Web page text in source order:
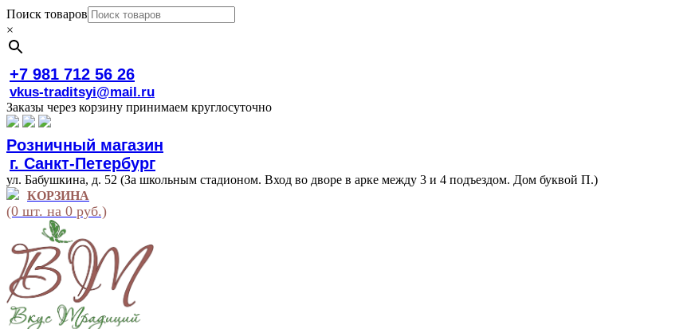
Поиск товаров
×
+7 981 712 56 26
vkus-traditsyi@mail.ru
Заказы через корзину принимаем круглосуточно
Розничный магазин
г. Санкт-Петербург
ул. Бабушкина, д. 52 (За школьным стадионом. Вход во дворе в арке между 3 и 4 подъездом. Дом буквой П.)
КОРЗИНА
(0 шт. на 0 руб.)